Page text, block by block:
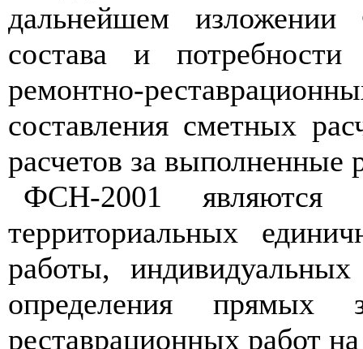
дальнейшем изложении
состава и
ремонтно-реставрационны
составления сметных
расчетов за выполненные
ФСН-2001 являются
территориальных
работы,
определения прямых
реставрационных работ